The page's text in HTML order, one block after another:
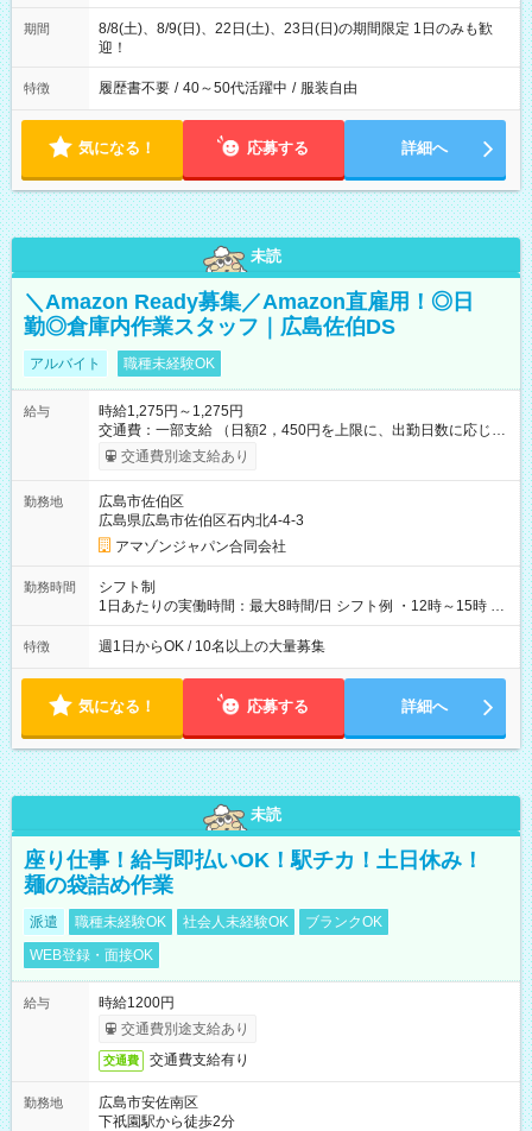
期間
8/8(土)、8/9(日)、22日(土)、23日(日)の期間限定 1日のみも歓
迎！
特徴 履歴書不要 / 40～50代活躍中 / 服装自由
気になる！ 応募する 詳細へ
未読
＼Amazon Ready募集／Amazon直雇用！◎日
勤◎倉庫内作業スタッフ｜広島佐伯DS
アルバイト 職種未経験OK
給与
時給1,275円～1,275円
交通費：一部支給 （日額2，450円を上限に、出勤日数に応じて
実費支給） ※22:00～翌5:00までは時給25%UP！ ■給与前払い
制度あり ※前払い額の上限あり、手数料無料（Amazon負担）
交通費別途支給あり
勤務地
広島市佐伯区
広島県広島市佐伯区石内北4-4-3
アマゾンジャパン合同会社
勤務時間
シフト制
1日あたりの実働時間：最大8時間/日 シフト例 ・12時～15時 入
社後、就業可能シフトをご確認の上、申請してください。
特徴 週1日からOK / 10名以上の大量募集
気になる！ 応募する 詳細へ
未読
座り仕事！給与即払いOK！駅チカ！土日休み！
麺の袋詰め作業
派遣 職種未経験OK 社会人未経験OK
ブランクOK
WEB登録・面接OK
給与
時給1200円
交通費別途支給あり
交通費 交通費支給有り
勤務地
広島市安佐南区
下祇園駅から徒歩2分